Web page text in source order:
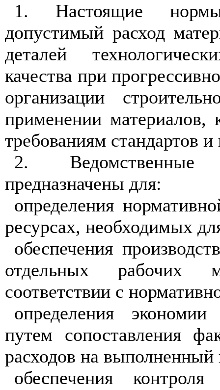
1. Настоящие нормы
допустимый расход
деталей
качества при
организации
применении материалов,
требованиям стандартов
2. Ведомственные
предназначены для:
определения
ресурсах, необходимых
обеспечения
отдельных рабочих
соответствии с
определения
путем сопоставления
расходов на
обеспечения